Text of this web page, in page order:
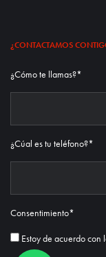
¿CONTACTAMOS
¿Cómo te llamas?*
¿Cúal es tu teléfono?*
Consentimiento*
Estoy de acuerdo con